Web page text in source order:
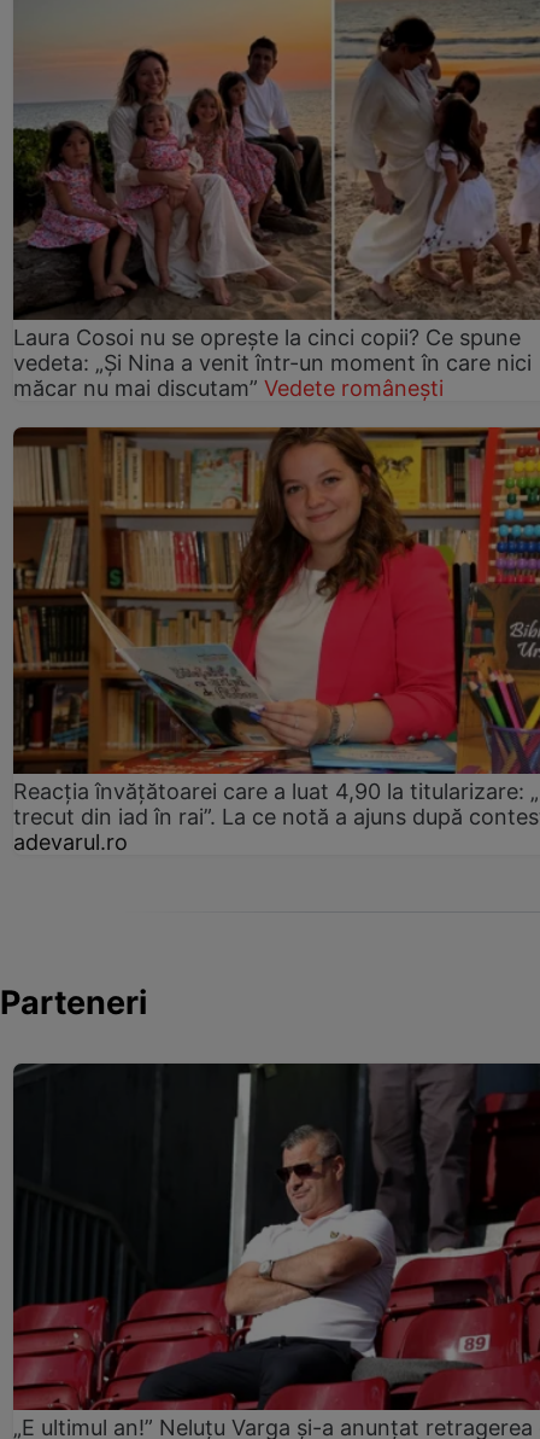
Laura Cosoi nu se oprește la cinci copii? Ce spune
vedeta: „Și Nina a venit într-un moment în care nici
măcar nu mai discutam” Vedete românești
Reacția învățătoarei care a luat 4,90 la titularizare:
trecut din iad în rai”. La ce notă a ajuns după
adevarul.ro
Parteneri
„E ultimul an!” Neluțu Varga și-a anunțat retragerea